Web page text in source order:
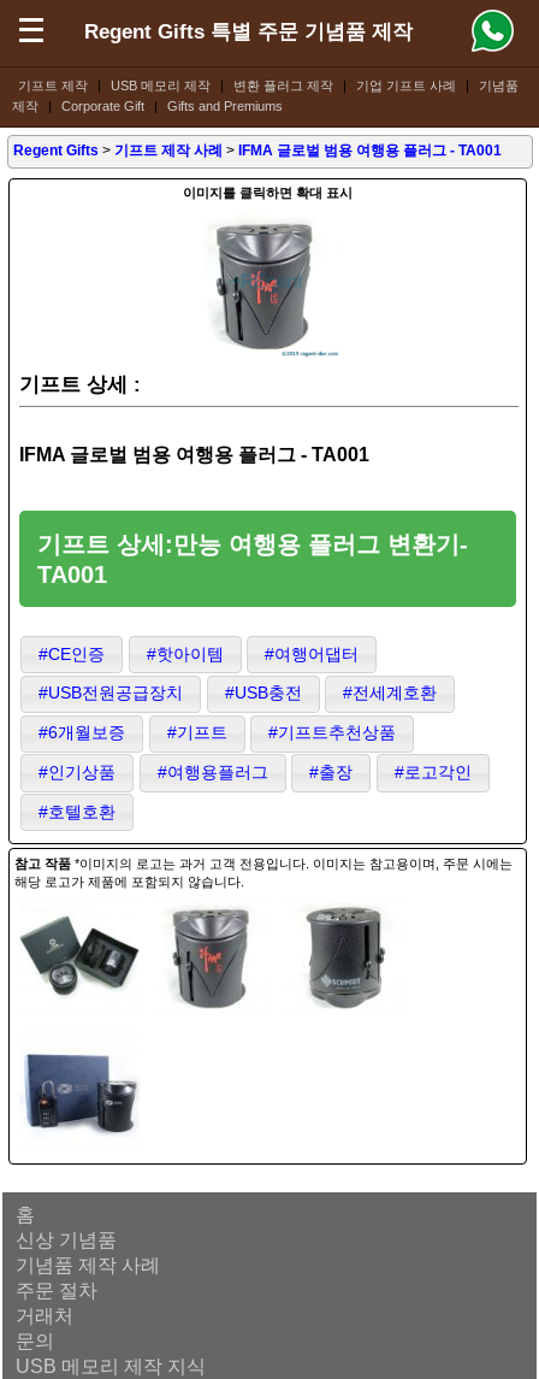
기프트 제작 | USB 메모리 제작 | 변환 플러그 제작 | 기업 기프트 사례 |
기념품
제작
| Corporate Gift | Gifts and Premiums
Regent Gifts 특별 주문 기념품 제작
Regent Gifts >기프트 제작 사례 > IFMA 글로벌 범용 여행용 플러그 - TA001
이미지를 클릭하면 확대 표시
기프트 상세 :
IFMA 글로벌 범용 여행용 플러그 - TA001
기프트 상세:만능 여행용 플러그 변환기-
TA001
#CE인증 #핫아이템 #여행어댑터
#USB전원공급장치 #USB충전 #전세계호환
#6개월보증 #기프트 #기프트추천상품
#인기상품 #여행용플러그 #출장 #로고각인
#호텔호환
참고 작품 *이미지의 로고는 과거 고객 전용입니다. 이미지는 참고용이며, 주문 시에는
해당 로고가 제품에 포함되지 않습니다.
홈
신상 기념품
기념품 제작 사례
주문 절차
거래처
문의
USB 메모리 제작 지식